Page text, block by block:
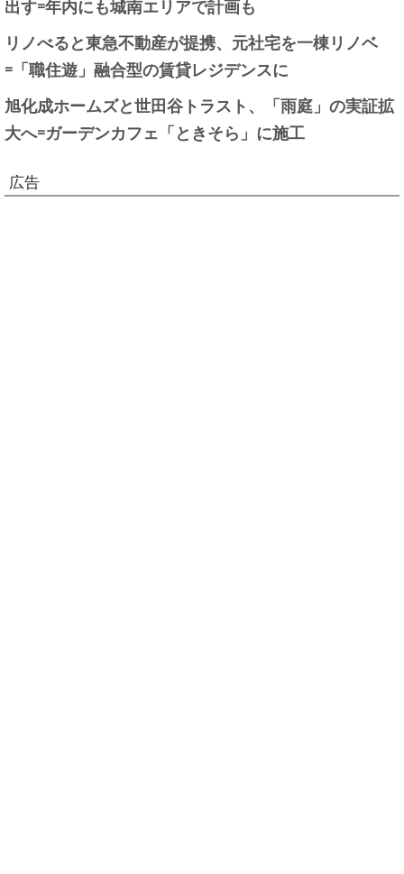
出す=年内にも城南エリアで計画も
リノべると東急不動産が提携、元社宅を一棟リノベ
=「職住遊」融合型の賃貸レジデンスに
旭化成ホームズと世田谷トラスト、「雨庭」の実証拡
大へ=ガーデンカフェ「ときそら」に施工
広告